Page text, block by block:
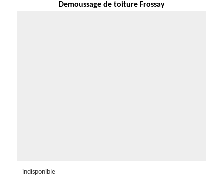
Demoussage de toiture Frossay
indisponible